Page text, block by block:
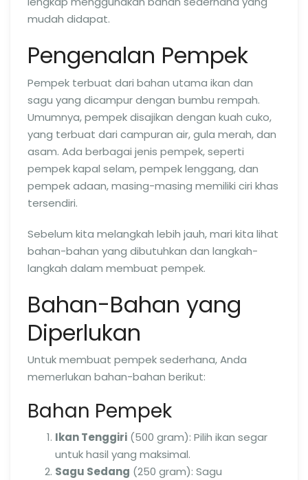
mudah didapat.
Pengenalan Pempek
Pempek terbuat dari bahan utama ikan dan
sagu yang dicampur dengan bumbu rempah.
Umumnya, pempek disajikan dengan kuah cuko,
yang terbuat dari campuran air, gula merah, dan
asam. Ada berbagai jenis pempek, seperti
pempek kapal selam, pempek lenggang, dan
pempek adaan, masing-masing memiliki ciri khas
tersendiri.
Sebelum kita melangkah lebih jauh, mari kita lihat
bahan-bahan yang dibutuhkan dan langkah-
langkah dalam membuat pempek.
Bahan-Bahan yang
Diperlukan
Untuk membuat pempek sederhana, Anda
memerlukan bahan-bahan berikut:
Bahan Pempek
Ikan Tenggiri (500 gram): Pilih ikan segar
untuk hasil yang maksimal.
Sagu Sedang (250 gram): Sagu